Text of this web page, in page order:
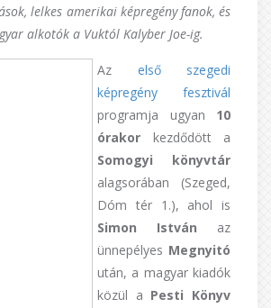
lelkes amerikai képregény fanok, és
alkotók a Vuktól Kalyber Joe-ig.
Az első szegedi
képregény fesztivál
programja ugyan 10
órakor kezdődött a
Somogyi
könyvtár
alagsorában (Szeged,
Dóm tér 1.), ahol is
Simon István az
ünnepélyes Megnyitó
után, a magyar kiadók
közül a Pesti Könyv